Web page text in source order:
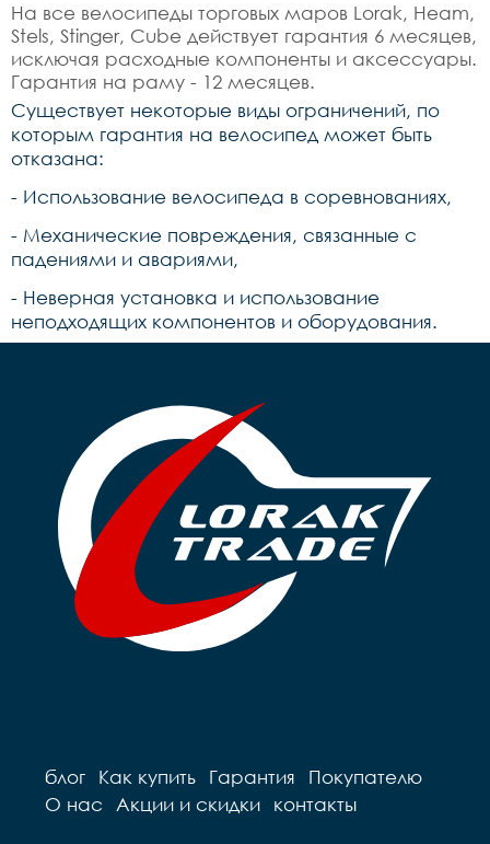
На все велосипеды торговых маров Lorak, Heam,
Stels, Stinger, Cube действует гарантия 6 месяцев,
исключая расходные компоненты и аксессуары.
Гарантия на раму - 12 месяцев.
Существует некоторые виды ограничений, по
которым гарантия на велосипед может быть
отказана:
- Использование велосипеда в соревнованиях,
- Механические повреждения, связанные с
падениями и авариями,
- Неверная установка и использование
неподходящих компонентов и оборудования.
блог Как купить Гарантия
Покупателю
О нас
Акции и скидки контакты